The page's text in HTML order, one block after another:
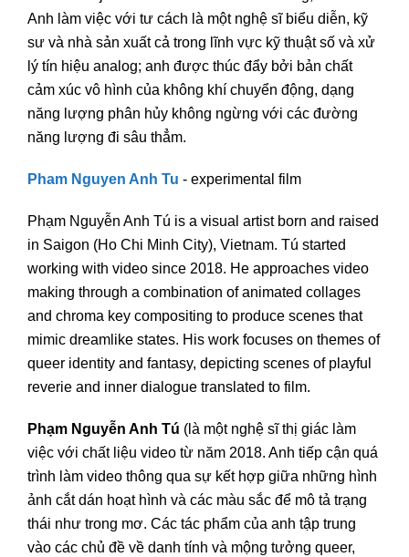
Anh làm việc với tư cách là một nghệ sĩ biểu diễn, kỹ
sư và nhà sản xuất cả trong lĩnh vực kỹ thuật số và xử
lý tín hiệu analog; anh được thúc đẩy bởi bản chất
cảm xúc vô hình của không khí chuyển động, dạng
năng lượng phân hủy không ngừng với các đường
năng lượng đi sâu thẳm.
Pham Nguyen Anh Tu - experimental film
Phạm Nguyễn Anh Tú is a visual artist born and raised
in Saigon (Ho Chi Minh City), Vietnam. Tú started
working with video since 2018. He approaches video
making through a combination of animated collages
and chroma key compositing to produce scenes that
mimic dreamlike states. His work focuses on themes of
queer identity and fantasy, depicting scenes of playful
reverie and inner dialogue translated to film.
Phạm Nguyễn Anh Tú ( là một nghệ sĩ thị giác làm
việc với chất liệu video từ năm 2018. Anh tiếp cận quá
trình làm video thông qua sự kết hợp giữa những hình
ảnh cắt dán hoạt hình và các màu sắc để mô tả trạng
thái như trong mơ. Các tác phẩm của anh tập trung
vào các chủ đề về danh tính và mộng tưởng queer,